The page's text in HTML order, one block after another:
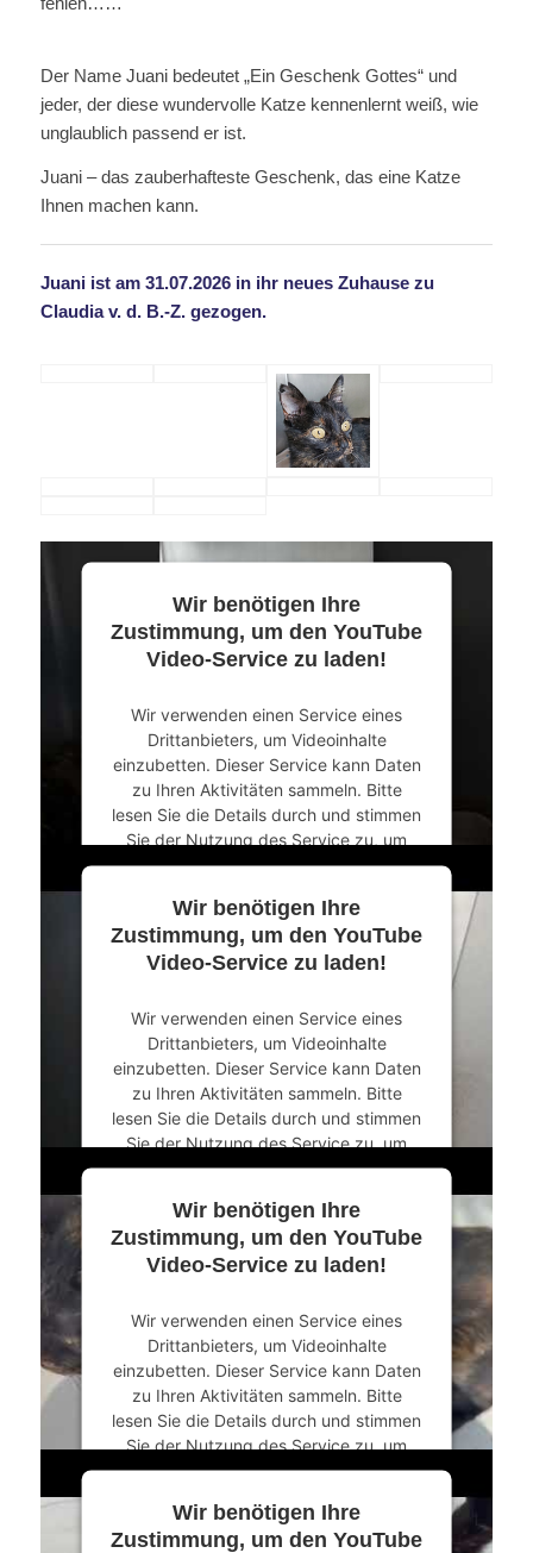
Der Name Juani bedeutet „Ein Geschenk Gottes“ und
jeder, der diese wundervolle Katze kennenlernt weiß, wie
unglaublich passend er ist.
Juani – das zauberhafteste Geschenk, das eine Katze
Ihnen machen kann.
Juani ist am 31.07.2026 in ihr neues Zuhause zu
Claudia v. d. B.-Z. gezogen.
Wir benötigen Ihre
Zustimmung, um den YouTube
Video-Service zu laden!
Wir verwenden einen Service eines
Drittanbieters, um Videoinhalte
einzubetten. Dieser Service kann Daten
zu Ihren Aktivitäten sammeln. Bitte
lesen Sie die Details durch und stimmen
Sie der Nutzung des Service zu, um
dieses Video anzusehen.
Mehr Informationen
powered byUsercentrics Consent
Management Platform&eRecht24
Wir benötigen Ihre
Zustimmung, um den YouTube
Video-Service zu laden!
Wir verwenden einen Service eines
Drittanbieters, um Videoinhalte
einzubetten. Dieser Service kann Daten
zu Ihren Aktivitäten sammeln. Bitte
lesen Sie die Details durch und stimmen
Sie der Nutzung des Service zu, um
dieses Video anzusehen.
Mehr Informationen
powered byUsercentrics Consent
Management Platform&eRecht24
Wir benötigen Ihre
Zustimmung, um den YouTube
Video-Service zu laden!
Wir verwenden einen Service eines
Drittanbieters, um Videoinhalte
einzubetten. Dieser Service kann Daten
zu Ihren Aktivitäten sammeln. Bitte
lesen Sie die Details durch und stimmen
Sie der Nutzung des Service zu, um
dieses Video anzusehen.
Mehr Informationen
Wir benötigen Ihre
Zustimmung, um den YouTube